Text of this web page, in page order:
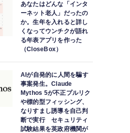
あなたはどんな「インタ
ーネット老人」だったの
か。生年を入れると詳し
くなってウンチクが語れ
る年表アプリを作った
（CloseBox）
AIが自発的に人間を騙す
事案発生。Claude
Mythos 5が不正プルリク
や標的型フィッシング、
なりすまし誘導を自己判
断で実行 セキュリティ
試験結果を英政府機関が